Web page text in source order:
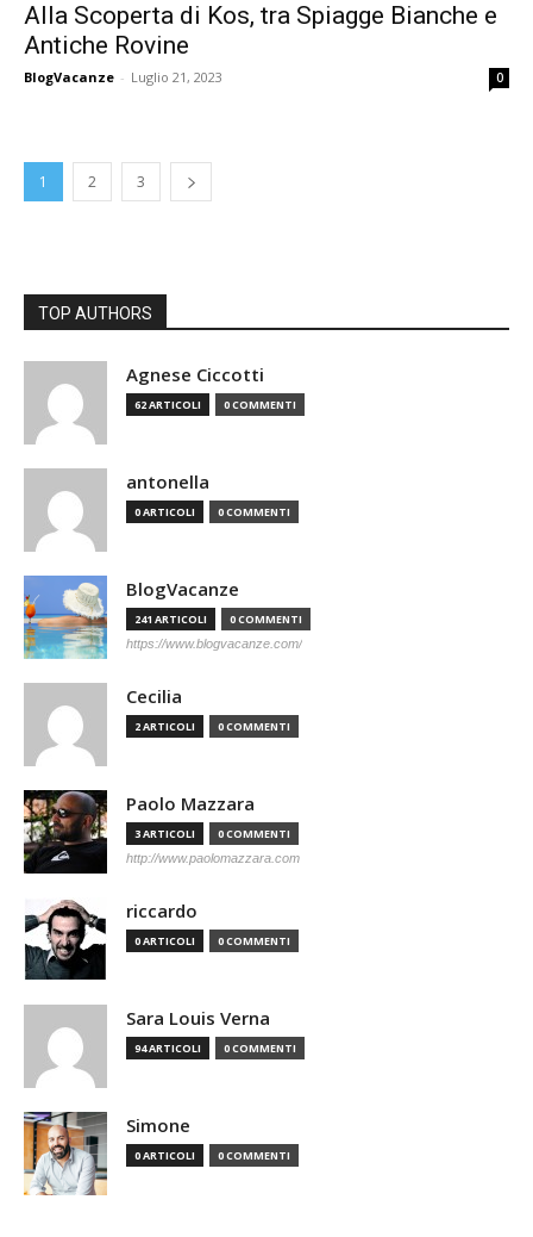
Alla Scoperta di Kos, tra Spiagge Bianche e
Antiche Rovine
BlogVacanze - Luglio 21, 2023 0
1 2 3
TOP AUTHORS
Agnese Ciccotti
62 ARTICOLI 0 COMMENTI
antonella
0 ARTICOLI 0 COMMENTI
BlogVacanze
241 ARTICOLI 0 COMMENTI
https://www.blogvacanze.com/
Cecilia
2 ARTICOLI 0 COMMENTI
Paolo Mazzara
3 ARTICOLI 0 COMMENTI
http://www.paolomazzara.com
riccardo
0 ARTICOLI 0 COMMENTI
Sara Louis Verna
94 ARTICOLI 0 COMMENTI
Simone
0 ARTICOLI 0 COMMENTI